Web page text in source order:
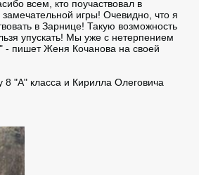
всем, кто поучаствовал в
игры! Очевидно, что я
в Зарнице! Такую возможность
упускать! Мы уже с нетерпением
- пишет Женя Кочанова на своей
8 "А" класса и Кирилла Олеговича